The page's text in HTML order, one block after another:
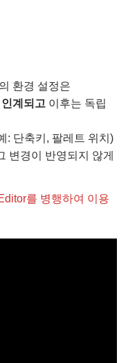
환경 설정은
계되고 이후는 독립
: 단축키, 팔레트 위치)
변경이 반영되지 않게
를 병행하여 이용